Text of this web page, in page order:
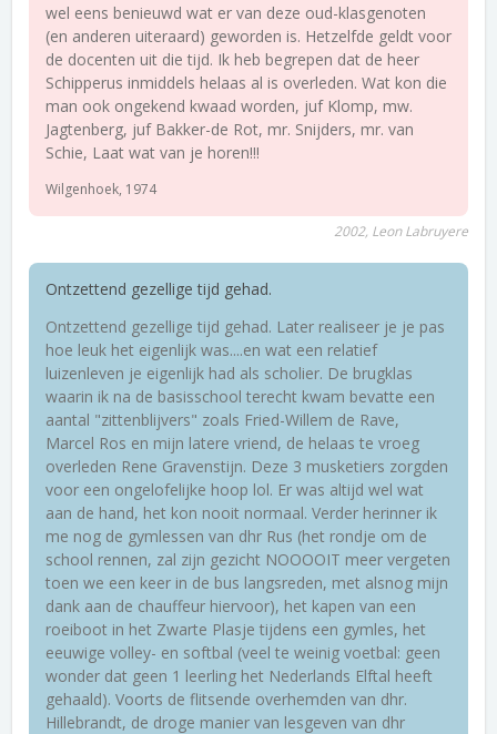
wel eens benieuwd wat er van deze oud-klasgenoten
(en anderen uiteraard) geworden is. Hetzelfde geldt voor
de docenten uit die tijd. Ik heb begrepen dat de heer
Schipperus inmiddels helaas al is overleden. Wat kon die
man ook ongekend kwaad worden, juf Klomp, mw.
Jagtenberg, juf Bakker-de Rot, mr. Snijders, mr. van
Schie, Laat wat van je horen!!!
Wilgenhoek, 1974
2002, Leon Labruyere
Ontzettend gezellige tijd gehad.
Ontzettend gezellige tijd gehad. Later realiseer je je pas
hoe leuk het eigenlijk was....en wat een relatief
luizenleven je eigenlijk had als scholier. De brugklas
waarin ik na de basisschool terecht kwam bevatte een
aantal "zittenblijvers" zoals Fried-Willem de Rave,
Marcel Ros en mijn latere vriend, de helaas te vroeg
overleden Rene Gravenstijn. Deze 3 musketiers zorgden
voor een ongelofelijke hoop lol. Er was altijd wel wat
aan de hand, het kon nooit normaal. Verder herinner ik
me nog de gymlessen van dhr Rus (het rondje om de
school rennen, zal zijn gezicht NOOOOIT meer vergeten
toen we een keer in de bus langsreden, met alsnog mijn
dank aan de chauffeur hiervoor), het kapen van een
roeiboot in het Zwarte Plasje tijdens een gymles, het
eeuwige volley- en softbal (veel te weinig voetbal: geen
wonder dat geen 1 leerling het Nederlands Elftal heeft
gehaald). Voorts de flitsende overhemden van dhr.
Hillebrandt, de droge manier van lesgeven van dhr